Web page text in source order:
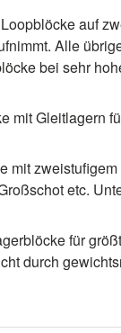
auf
Alle
bei sehr
mit Gleitlagern
mit
etc.
für
durch